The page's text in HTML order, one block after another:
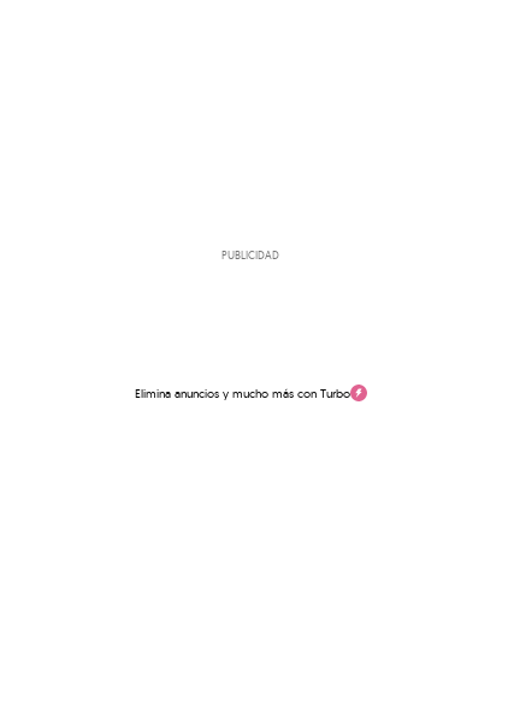
PUBLICIDAD
Elimina anuncios y mucho más con Turbo